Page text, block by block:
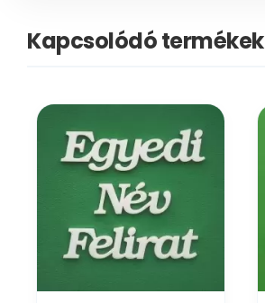
Kapcsolódó termékek